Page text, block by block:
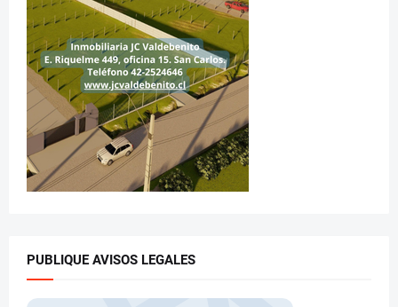
PUBLIQUE AVISOS LEGALES